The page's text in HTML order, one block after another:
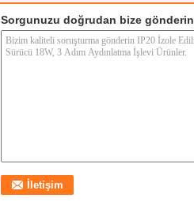
Sorgunuzu doğrudan bize gönderin